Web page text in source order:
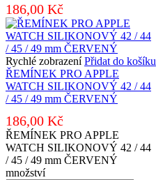
186,00 Kč
Rychlé zobrazení Přidat do košíku
ŘEMÍNEK PRO APPLE
WATCH SILIKONOVÝ 42 / 44
/ 45 / 49 mm ČERVENÝ
186,00 Kč
ŘEMÍNEK PRO APPLE
WATCH SILIKONOVÝ 42 / 44
/ 45 / 49 mm ČERVENÝ
množství